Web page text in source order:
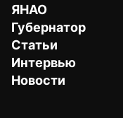
ЯНАО
Губернатор
Статьи
Интервью
Новости